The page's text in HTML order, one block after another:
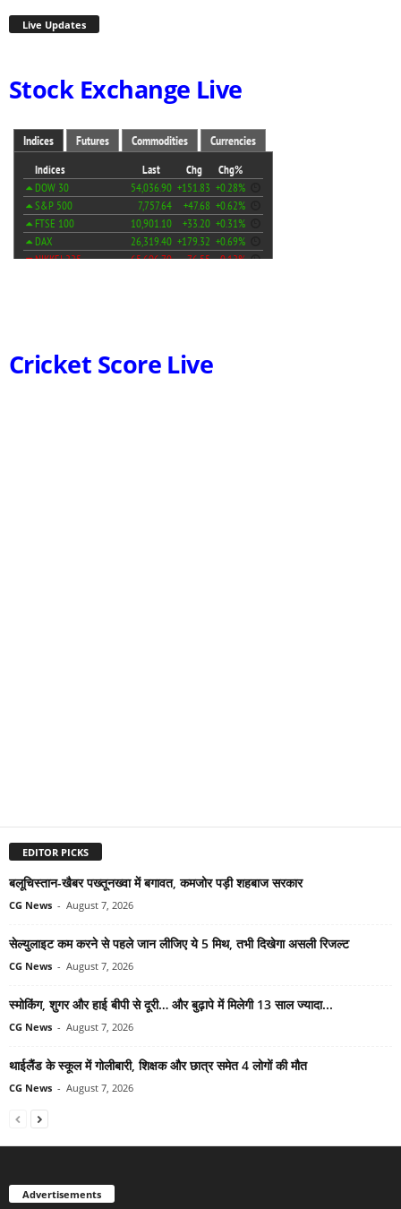
Live Updates
Stock Exchange Live
Cricket Score Live
EDITOR PICKS
बलूचिस्तान-खैबर पख्तूनख्वा में बगावत, कमजोर पड़ी शहबाज सरकार
CG News - August 7, 2026
सेल्युलाइट कम करने से पहले जान लीजिए ये 5 मिथ, तभी दिखेगा असली रिजल्ट
CG News - August 7, 2026
स्मोकिंग, शुगर और हाई बीपी से दूरी… और बुढ़ापे में मिलेगी 13 साल ज्यादा...
CG News - August 7, 2026
थाईलैंड के स्कूल में गोलीबारी, शिक्षक और छात्र समेत 4 लोगों की मौत
CG News - August 7, 2026
Advertisements